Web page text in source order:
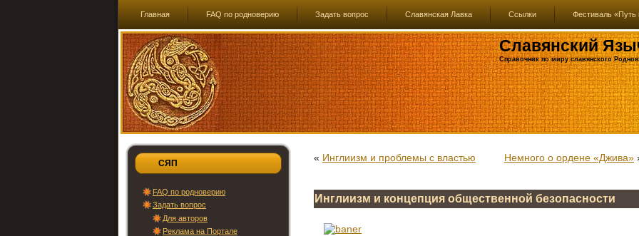
Главная FAQ по родноверию Задать вопрос Славянская Лавка Ссылки Фестиваль «Путь
Славянский
Справочник по миру славянского
СЯП
FAQ по родноверию
Задать вопрос
Для авторов
Реклама на Портале
« Инглиизм и проблемы с властью Немного о ордене «Джива»
Инглиизм и концепция общественной безопасности